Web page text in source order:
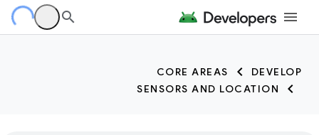
trait:citc trait:citc
DEVELOP
CORE AREAS
SENSORS AND LOCATION